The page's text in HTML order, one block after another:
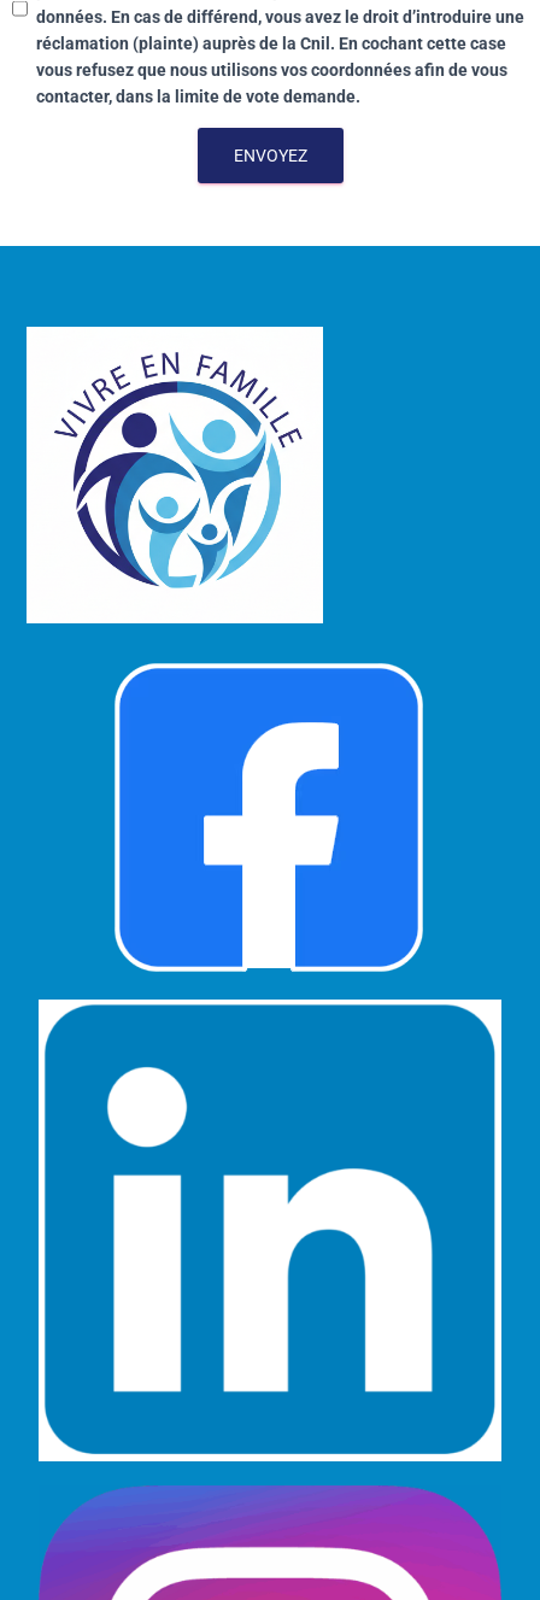
données. En cas de différend, vous avez le droit d’introduire une
réclamation (plainte) auprès de la Cnil. En cochant cette case
vous refusez que nous utilisons vos coordonnées afin de vous
contacter, dans la limite de vote demande.
ENVOYEZ